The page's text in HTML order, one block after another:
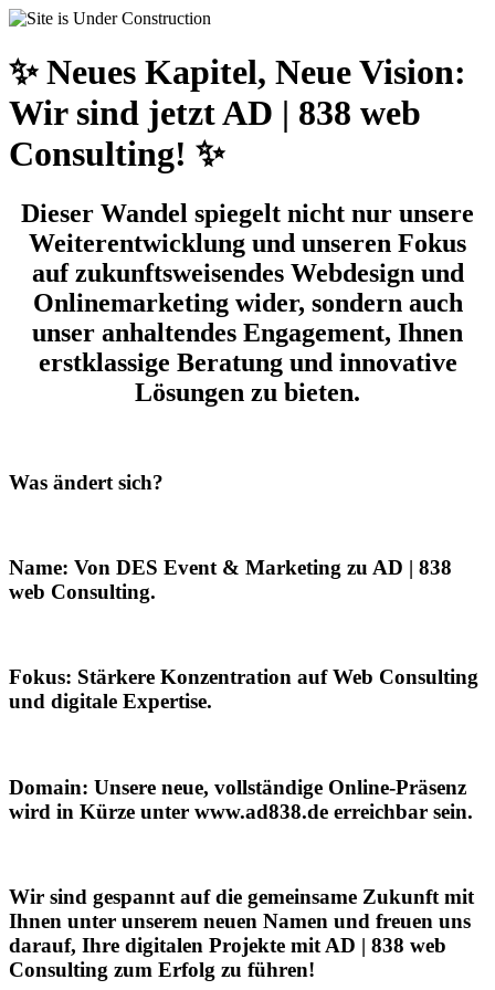
✨ Neues Kapitel, Neue Vision:
Wir sind jetzt AD | 838 web
Consulting! ✨
Dieser Wandel spiegelt nicht nur unsere
Weiterentwicklung und unseren Fokus
auf zukunftsweisendes Webdesign und
Onlinemarketing wider, sondern auch
unser anhaltendes Engagement, Ihnen
erstklassige Beratung und innovative
Lösungen zu bieten.
Was ändert sich?
Name: Von DES Event & Marketing zu AD | 838
web Consulting.
Fokus: Stärkere Konzentration aufWeb Consulting
und digitale Expertise.
Domain: Unsere neue, vollständige Online-Präsenz
wird in Kürze unter www.ad838.de erreichbar sein.
Wir sind gespannt auf die gemeinsame Zukunft mit
Ihnen unter unserem neuen Namen und freuen uns
darauf, Ihre digitalen Projekte mitAD | 838 web
Consulting zum Erfolg zu führen!